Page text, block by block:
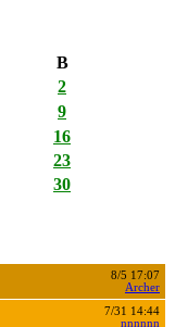
В
2
9
16
23
30
8/5 17:07
Archer
7/31 14:44
nnnnnn